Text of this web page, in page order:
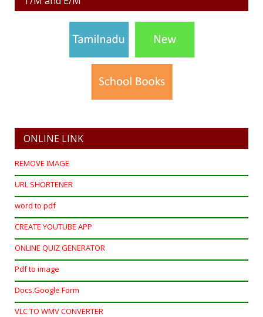
ONLINE LINK
REMOVE IMAGE
URL SHORTENER
word to pdf
CREATE YOUTUBE APP
ONLINE QUIZ GENERATOR
Pdf to image
Docs.Google Form
VLC TO WMV CONVERTER